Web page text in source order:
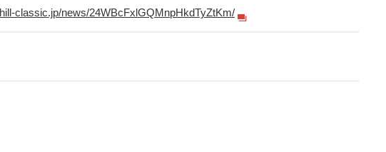
classic.jp/news/24WBcFxlGQMnpHkdTyZtKm/